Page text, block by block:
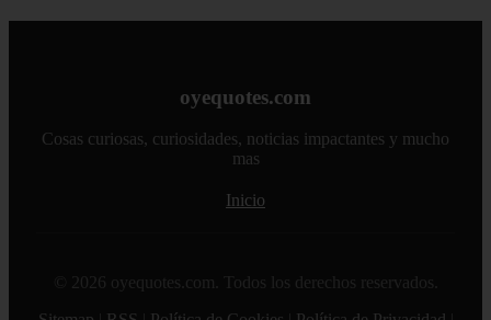
oyequotes.com
Cosas curiosas, curiosidades, noticias impactantes y mucho
mas
Inicio
© 2026 oyequotes.com. Todos los derechos reservados.